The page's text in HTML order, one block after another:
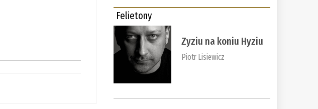
Felietony
Zyziu na koniu Hyziu
Piotr Lisiewicz